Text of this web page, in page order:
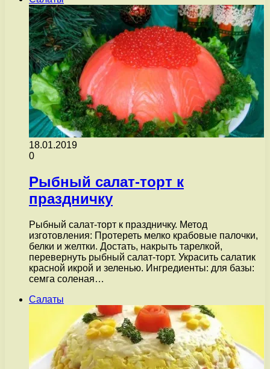
18.01.2019
0
Рыбный салат-торт к
праздничку
Рыбный салат-торт к праздничку. Метод
изготовления: Протереть мелко крабовые палочки,
белки и желтки. Достать, накрыть тарелкой,
перевернуть рыбный салат-торт. Украсить салатик
красной икрой и зеленью. Ингредиенты: для базы:
семга соленая…
Салаты